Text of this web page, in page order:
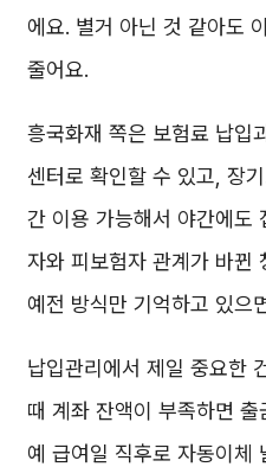
에요. 별거 아닌 것 같아도
줄어요.
흥국화재 쪽은 보험료 납입
센터로 확인할 수 있고, 장
간 이용 가능해서 야간에도
자와 피보험자 관계가 바뀐
예전 방식만 기억하고 있으
납입관리에서 제일 중요한
때 계좌 잔액이 부족하면
예 급여일 직후로 자동이체